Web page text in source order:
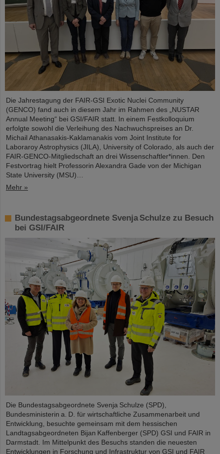
Die Jahrestagung der FAIR-GSI Exotic Nuclei Community
(GENCO) fand auch in diesem Jahr im Rahmen des „NUSTAR
Annual Meeting“ bei GSI/FAIR statt. In einem Festkolloquium
erfolgte sowohl die Verleihung des Nachwuchspreises an Dr.
Michail Athanasakis-Kaklamanakis vom Joint Institute for
Laboraroy Astrophysics (JILA), University of Colorado, als auch der
FAIR-GENCO-Mitgliedschaft an drei Wissenschaftler*innen. Den
Festvortrag hielt Professorin Alexandra Gade von der Michigan
State University (MSU)…
Mehr »
Bundestagsabgeordnete Svenja Schulze zu Besuch
bei GSI/FAIR
Die Bundestagsabgeordnete Svenja Schulze (SPD),
Bundesministerin a. D. für wirtschaftliche Zusammenarbeit und
Entwicklung, besuchte gemeinsam mit dem hessischen
Landtagsabgeordneten Bijan Kaffenberger (SPD) GSI und FAIR in
Darmstadt. Im Mittelpunkt des Besuchs standen die neuesten
Entwicklungen in Forschung und Infrastruktur von GSI und FAIR